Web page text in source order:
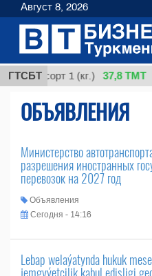
ГТСБТсорт 1 (кг.) 37,8 ТМТ
ОБЪЯВЛЕНИЯ
Министерство
разрешения иностранных
перевозок на 2027 год
Объявления
Сегодня - 14:16
Lebap welaýatynda hukuk
Август 8, 2026